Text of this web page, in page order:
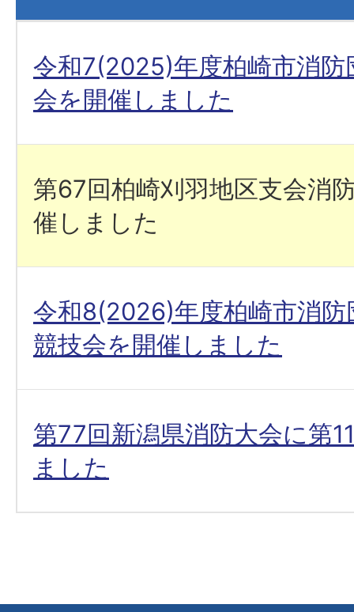
令和7(2025)年度柏崎市消防
会を開催しました
第67回柏崎刈羽地区支会消
催しました
令和8(2026)年度柏崎市消防
競技会を開催しました
第77回新潟県消防大会に第
ました